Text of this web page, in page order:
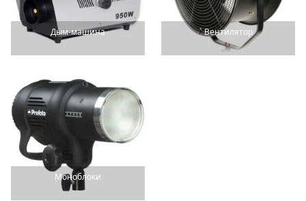
Дым-машина Вентилятор
Моноблоки